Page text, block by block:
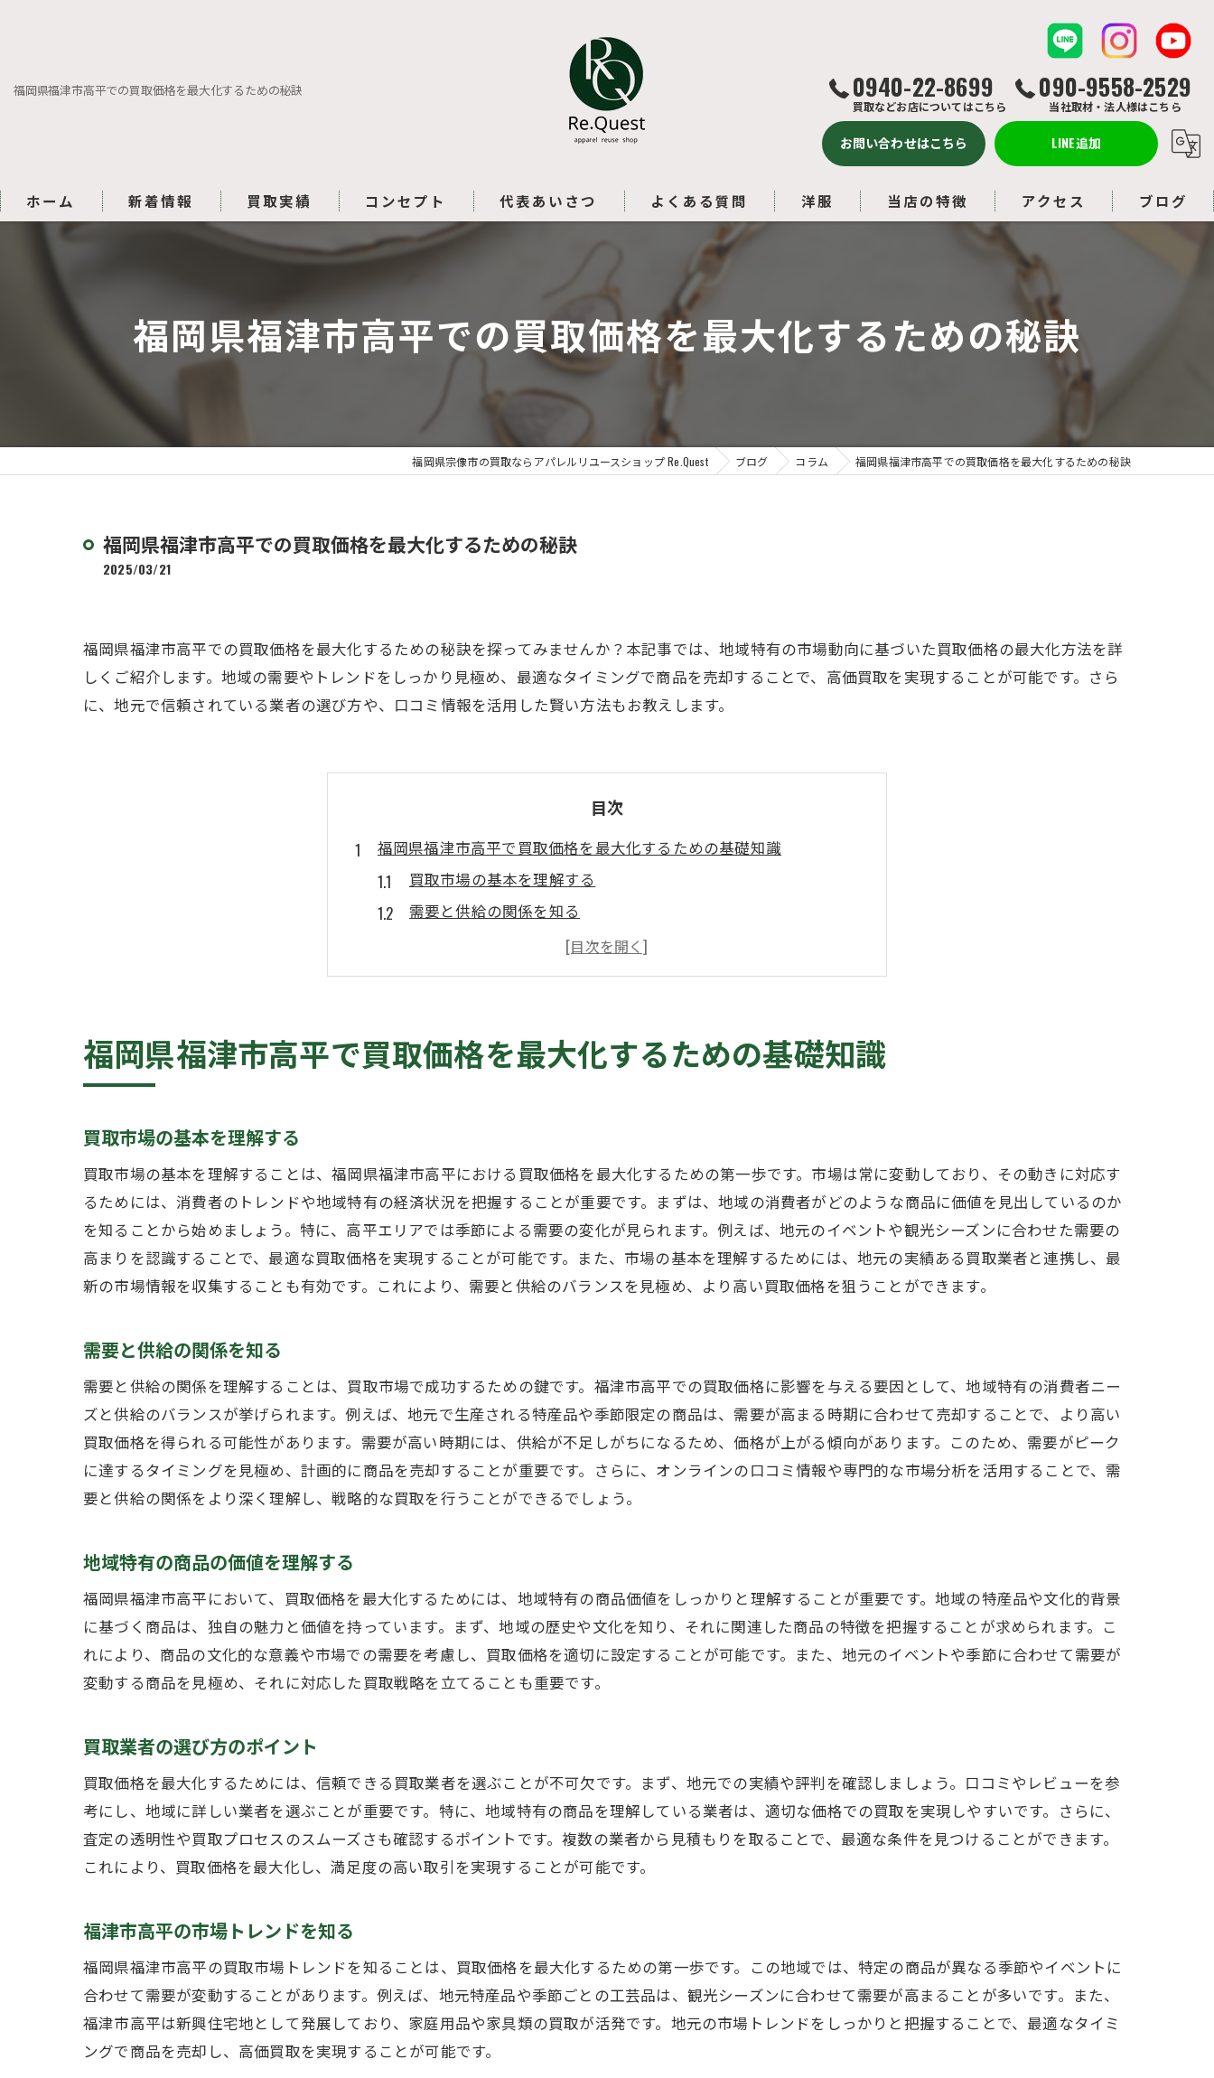
福岡県福津市高平での買取価格を最大化するための秘訣 0940-22-8699
買取などお店についてはこちら
090-9558-2529
当社取材・法人様はこちら
お問い合わせはこちら LINE追加
ホーム 新着情報 買取実績 コンセプト 代表あいさつ よくある質問 洋服 当店の特徴
アクセサリー
アクセス ブログ
福岡県福津市高平での買取価格を最大化するための秘訣
福岡県宗像市の買取ならアパレルリユースショップ Re.Quest ブログ コラム 福岡県福津市高平での買取価格を最大化するための秘訣
福岡県福津市高平での買取価格を最大化するための秘訣
2025/03/21
福岡県福津市高平での買取価格を最大化するための秘訣を探ってみませんか？本記事では、地域特有の市場動向に基づいた買取価格の最大化方法を詳
しくご紹介します。地域の需要やトレンドをしっかり見極め、最適なタイミングで商品を売却することで、高価買取を実現することが可能です。さら
に、地元で信頼されている業者の選び方や、口コミ情報を活用した賢い方法もお教えします。
目次
福岡県福津市高平で買取価格を最大化するための基礎知識
買取市場の基本を理解する
需要と供給の関係を知る
地域特有の商品の価値を理解する
買取業者の選び方のポイント
買取プロセスの流れを把握する
地域特有の需要を見極め福津市高平で高価買取を実現
高平特有の需要を掴む
地元の消費者の傾向を分析する
競合他社の戦略を研究する
需要の変動に対応する方法
タイミングを味方に福岡県福津市高平での買取価格を引き上げる方法
タイミングを逃さないための準備
売却計画を立てる方法
プロフェッショナルの意見を取り入れる
タイミングが相場に与える影響
地元で信頼できる買取業者の選び方と高平での活用法
地元業者との信頼関係を築く
おすすめの業者リストを作成する
買取契約時の注意点
口コミ情報を効果的に利用する
過去の成功事例から学ぶ
口コミの偽情報を見抜く方法
最新の市場トレンドを追う
トレンドが価格に与える影響
トレンド予測を活用する
福岡県福津市高平で買取価格を最大化するための基礎知識
買取市場の基本を理解する
買取市場の基本を理解することは、福岡県福津市高平における買取価格を最大化するための第一歩です。市場は常に変動しており、その動きに対応す
るためには、消費者のトレンドや地域特有の経済状況を把握することが重要です。まずは、地域の消費者がどのような商品に価値を見出しているのか
を知ることから始めましょう。特に、高平エリアでは季節による需要の変化が見られます。例えば、地元のイベントや観光シーズンに合わせた需要の
高まりを認識することで、最適な買取価格を実現することが可能です。また、市場の基本を理解するためには、地元の実績ある買取業者と連携し、最
新の市場情報を収集することも有効です。これにより、需要と供給のバランスを見極め、より高い買取価格を狙うことができます。
需要と供給の関係を知る
需要と供給の関係を理解することは、買取市場で成功するための鍵です。福津市高平での買取価格に影響を与える要因として、地域特有の消費者ニー
ズと供給のバランスが挙げられます。例えば、地元で生産される特産品や季節限定の商品は、需要が高まる時期に合わせて売却することで、より高い
買取価格を得られる可能性があります。需要が高い時期には、供給が不足しがちになるため、価格が上がる傾向があります。このため、需要がピーク
に達するタイミングを見極め、計画的に商品を売却することが重要です。さらに、オンラインの口コミ情報や専門的な市場分析を活用することで、需
要と供給の関係をより深く理解し、戦略的な買取を行うことができるでしょう。
地域特有の商品の価値を理解する
福岡県福津市高平において、買取価格を最大化するためには、地域特有の商品価値をしっかりと理解することが重要です。地域の特産品や文化的背景
に基づく商品は、独自の魅力と価値を持っています。まず、地域の歴史や文化を知り、それに関連した商品の特徴を把握することが求められます。こ
れにより、商品の文化的な意義や市場での需要を考慮し、買取価格を適切に設定することが可能です。また、地元のイベントや季節に合わせて需要が
変動する商品を見極め、それに対応した買取戦略を立てることも重要です。
買取業者の選び方のポイント
買取価格を最大化するためには、信頼できる買取業者を選ぶことが不可欠です。まず、地元での実績や評判を確認しましょう。口コミやレビューを参
考にし、地域に詳しい業者を選ぶことが重要です。特に、地域特有の商品を理解している業者は、適切な価格での買取を実現しやすいです。さらに、
査定の透明性や買取プロセスのスムーズさも確認するポイントです。複数の業者から見積もりを取ることで、最適な条件を見つけることができます。
これにより、買取価格を最大化し、満足度の高い取引を実現することが可能です。
福津市高平の市場トレンドを知る
福岡県福津市高平の買取市場トレンドを知ることは、買取価格を最大化するための第一歩です。この地域では、特定の商品が異なる季節やイベントに
合わせて需要が変動することがあります。例えば、地元特産品や季節ごとの工芸品は、観光シーズンに合わせて需要が高まることが多いです。また、
福津市高平は新興住宅地として発展しており、家庭用品や家具類の買取が活発です。地元の市場トレンドをしっかりと把握することで、最適なタイミ
ングで商品を売却し、高価買取を実現することが可能です。